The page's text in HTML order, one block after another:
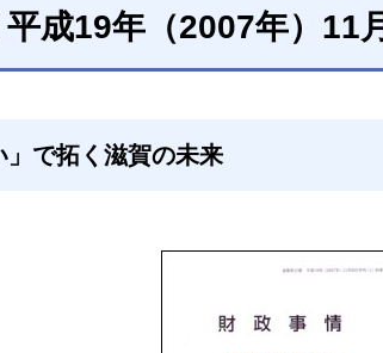
成19年（2007年）11月
」で拓く滋賀の未来